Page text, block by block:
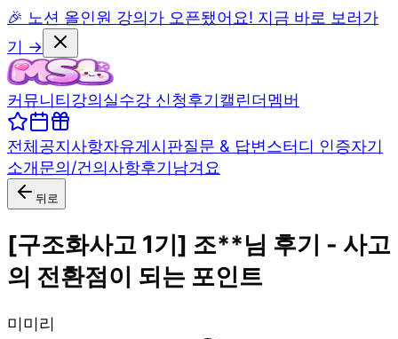
🎉 노션 올인원 강의가 오픈됐어요! 지금 바로 보러가
기 →
커뮤니티강의실수강 신청후기캘린더멤버
전체공지사항자유게시판질문 & 답변스터디 인증자기
소개문의/건의사항후기남겨요
뒤로
[구조화사고 1기] 조**님 후기 - 사고
의 전환점이 되는 포인트
미미리